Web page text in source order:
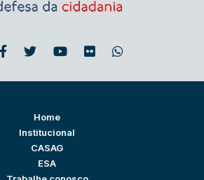
Home
Institucional
CASAG
ESA